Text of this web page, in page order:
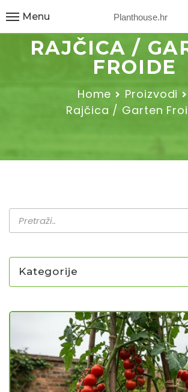
Planthouse.hr
Menu
RAJČICA /
FROIDE
Home
Proizvodi
Rajčica / Garten
Kategorije
UKRASNO BILJE I TRAJNICE
GRMOVI/DRVEĆE